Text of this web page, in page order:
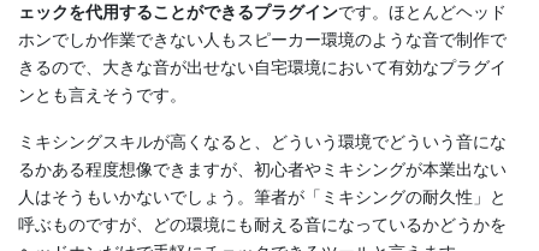
ェックを代用することができるプラグインです。ほとんどヘッド
ホンでしか作業できない人もスピーカー環境のような音で制作で
きるので、大きな音が出せない自宅環境において有効なプラグイ
ンとも言えそうです。
ミキシングスキルが高くなると、どういう環境でどういう音にな
るかある程度想像できますが、初心者やミキシングが本業出ない
人はそうもいかないでしょう。筆者が「ミキシングの耐久性」と
呼ぶものですが、どの環境にも耐える音になっているかどうかを